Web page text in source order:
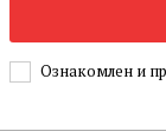
Ознакомлен и